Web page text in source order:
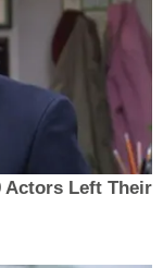
Actors Left Their